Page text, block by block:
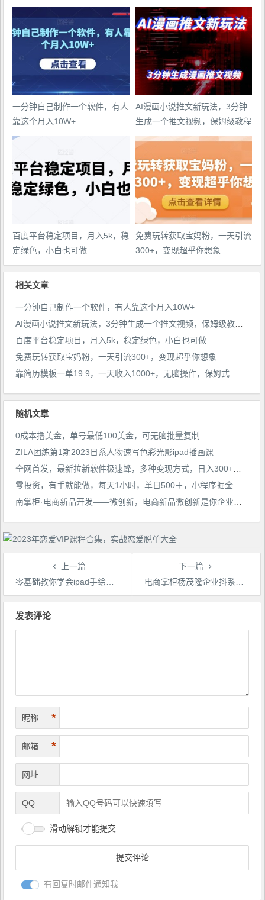
一分钟自己制作一个软件，有人
靠这个月入10W+
AI漫画小说推文新玩法，3分钟
生成一个推文视频，保姆级教程
【配项目操作和软件教程】
百度平台稳定项目，月入5k，稳
定绿色，小白也可做
免费玩转获取宝妈粉，一天引流
300+，变现超乎你想象
相关文章
一分钟自己制作一个软件，有人靠这个月入10W+
AI漫画小说推文新玩法，3分钟生成一个推文视频，保姆级教程【配项目操作和软件教程】
百度平台稳定项目，月入5k，稳定绿色，小白也可做
免费玩转获取宝妈粉，一天引流300+，变现超乎你想象
靠简历模板一单19.9，一天收入1000+，无脑操作，保姆式教学，首选网赚副业！
随机文章
0成本撸美金，单号最低100美金，可无脑批量复制
ZILA团练第1期2023日系人物速写色彩光影ipad插画课
全网首发，最新拉新软件极速蜂，多种变现方式，日入300+，简单好上手，保姆级教学【揭秘】
零投资，有手就能做，每天1小时，单日500＋，小程序掘金
南掌柜·电商新品开发——微创新，电商新品微创新是你企业发展的护城河
上一篇
零基础教你学会ipad手绘插画，让你分分钟变成绘画及创作大师
下一篇
电商掌柜杨茂隆企业抖系直播带货启航班，正确入局方法，学这个课程就够了
文
发表评论
昵称 *
邮箱 *
网址
QQ
滑动解锁才能提交
有回复时邮件通知我